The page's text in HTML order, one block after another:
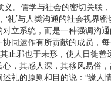
。儒学与社会的密切关联
‘礼’与人类沟通的社会视
立系统，而是一种强调沟
同运作有所贡献的成员，
止邪也于未形，使人日徙
，其感人深，其移风易俗
礼的原则和目的说：“缘人